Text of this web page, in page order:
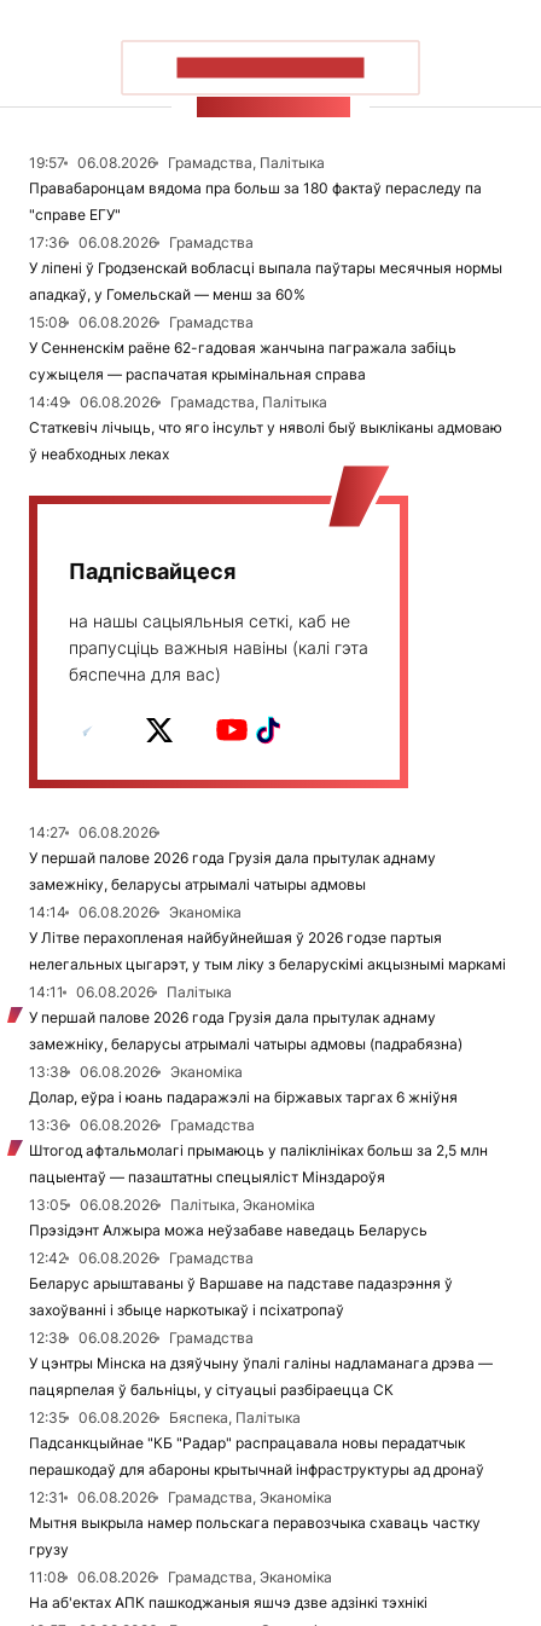
19:57 06.08.2026
Грамадства, Палітыка
Правабаронцам вядома пра больш за 180 фактаў пераследу па
"справе ЕГУ"
17:36
06.08.2026
Грамадства
У ліпені ў Гродзенскай вобласці выпала паўтары месячныя нормы
ападкаў, у Гомельскай — менш за 60%
15:08
06.08.2026
Грамадства
У Сенненскім раёне 62-гадовая жанчына пагражала забіць
сужыцеля — распачатая крымінальная справа
14:49
06.08.2026
Грамадства, Палітыка
Статкевіч лічыць, что яго інсульт у няволі быў выкліканы адмоваю
ў неабходных леках
Падпісвайцеся
на нашы сацыяльныя сеткі, каб не
прапусціць важныя навіны (калі гэта
бяспечна для вас)
14:27
06.08.2026
У першай палове 2026 года Грузія дала прытулак аднаму
замежніку, беларусы атрымалі чатыры адмовы
14:14
06.08.2026
Эканоміка
У Літве перахопленая найбуйнейшая ў 2026 годзе партыя
нелегальных цыгарэт, у тым ліку з беларускімі акцызнымі маркамі
14:11
06.08.2026
Палітыка
У першай палове 2026 года Грузія дала прытулак аднаму
замежніку, беларусы атрымалі чатыры адмовы (падрабязна)
13:38
06.08.2026
Эканоміка
Долар, еўра і юань падаражэлі на біржавых таргах 6 жніўня
13:36
06.08.2026
Грамадства
Штогод афтальмолагі прымаюць у паліклініках больш за 2,5 млн
пацыентаў — пазаштатны спецыяліст Мінздароўя
13:05
06.08.2026
Палітыка, Эканоміка
Прэзідэнт Алжыра можа неўзабаве наведаць Беларусь
12:42
06.08.2026
Грамадства
Беларус арыштаваны ў Варшаве на падставе падазрэння ў
захоўванні і збыце наркотыкаў і псіхатропаў
12:38
06.08.2026
Грамадства
У цэнтры Мінска на дзяўчыну ўпалі галіны надламанага дрэва —
пацярпелая ў бальніцы, у сітуацыі разбіраецца СК
12:35
06.08.2026
Бяспека, Палітыка
Падсанкцыйнае "КБ "Радар" распрацавала новы перадатчык
перашкодаў для абароны крытычнай інфраструктуры ад дронаў
12:31
06.08.2026
Грамадства, Эканоміка
Мытня выкрыла намер польскага перавозчыка схаваць частку
грузу
11:08
06.08.2026
Грамадства, Эканоміка
На аб'ектах АПК пашкоджаныя яшчэ дзве адзінкі тэхнікі